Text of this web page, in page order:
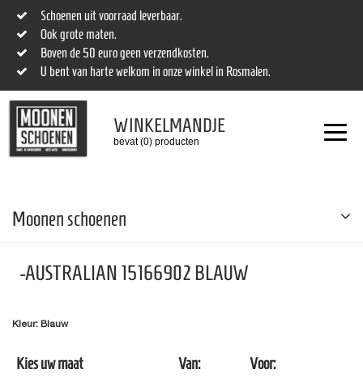
Schoenen uit voorraad leverbaar.
Ook grote maten.
Boven de 50 euro geen verzendkosten.
U bent van harte welkom in onze winkel in Rosmalen.
WINKELMANDJE
bevat (0) producten
Moonen schoenen
-AUSTRALIAN 15166902 BLAUW
Kleur: Blauw
Kies uw maat Van:
Voor: